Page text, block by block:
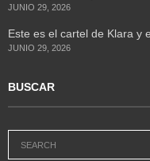
JUNIO 29, 2026
Este es el cartel de Klara y
JUNIO 29, 2026
BUSCAR